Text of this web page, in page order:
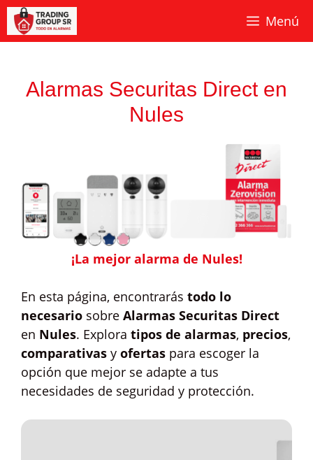
Saltar
contenido
Menú
Alarmas Securitas Direct en
Nules
¡La mejor alarma de Nules!
En esta página, encontrarás todo lo
necesario sobre Alarmas Securitas Direct
en Nules. Explora tipos de alarmas, precios,
comparativas y ofertas para escoger la
opción que mejor se adapte a tus
necesidades de seguridad y protección.